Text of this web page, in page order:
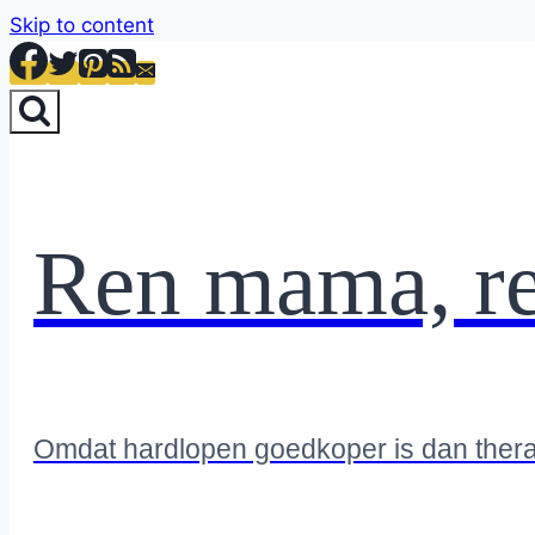
Skip to content
Ren mama,
Omdat hardlopen goedkoper is dan